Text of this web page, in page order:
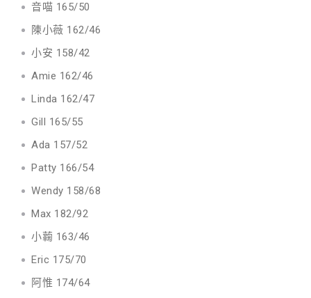
音喵 165/50
陳小薇 162/46
小安 158/42
Amie 162/46
Linda 162/47
Gill 165/55
Ada 157/52
Patty 166/54
Wendy 158/68
Max 182/92
小蘜 163/46
Eric 175/70
阿惟 174/64